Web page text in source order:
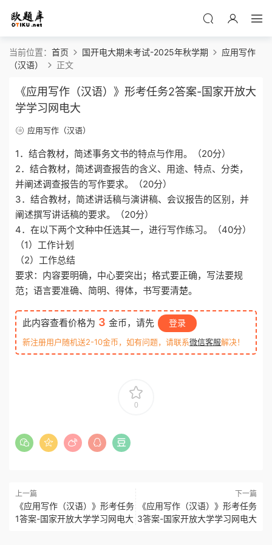
当前位置： 首页 国开电大期未考试-2025年秋学期
应用写作
（汉语）
正文
《应用写作（汉语）》形考任务2答案-国家开放大
学学习网电大
应用写作（汉语）
1．结合教材，简述事务文书的特点与作用。（20分）
2．结合教材，简述调查报告的含义、用途、特点、分类，
并阐述调查报告的写作要求。（20分）
3．结合教材，简述讲话稿与演讲稿、会议报告的区别，并
阐述撰写讲话稿的要求。（20分）
4．在以下两个文种中任选其一，进行写作练习。（40分）
（1）工作计划
（2）工作总结
要求：内容要明确，中心要突出；格式要正确，写法要规
范；语言要准确、简明、得体，书写要清楚。
此内容查看价格为 3 金币，请先 登录
新注册用户随机送2-10金币，如有问题，请联系微信客服解决！
0
上一篇
《应用写作（汉语）》形考任务
1答案-国家开放大学学习网电大
下一篇
《应用写作（汉语）》形考任务
3答案-国家开放大学学习网电大